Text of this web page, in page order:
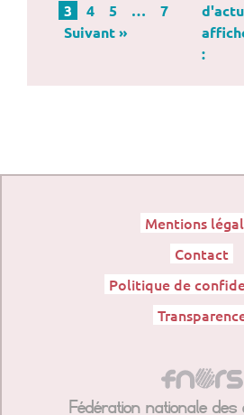
3
4 5 …
7
Suivant »
:
Mentions
Contact
Politique de
Fédération nationale